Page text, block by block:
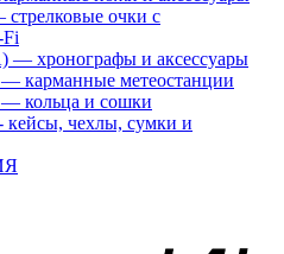
очки с
Fi
хронографы и аксессуары
карманные метеостанции
кольца и сошки
чехлы, сумки и